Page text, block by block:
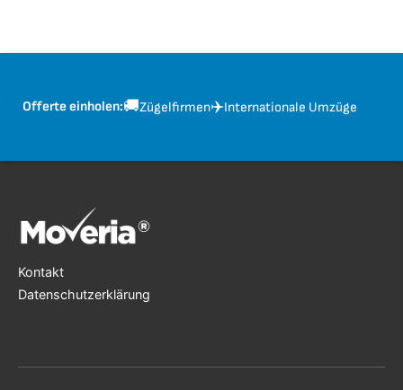
Offerte einholen:🚚Zügelfirmen✈️Internationale Umzüge
Kontakt
Datenschutzerklärung